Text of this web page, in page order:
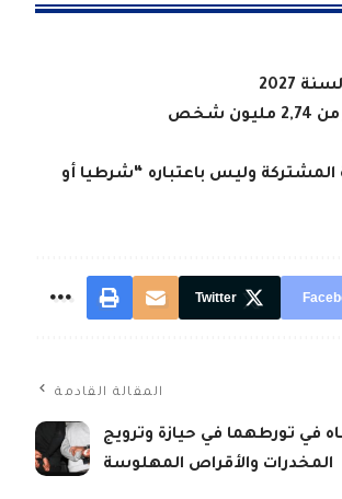
2027
شخص
وليس باعتباره “شرطيا أو
Twitter
المقالة القادمة
تورطهما في حيازة وترويج
المخدرات والأقراص المهلوسة